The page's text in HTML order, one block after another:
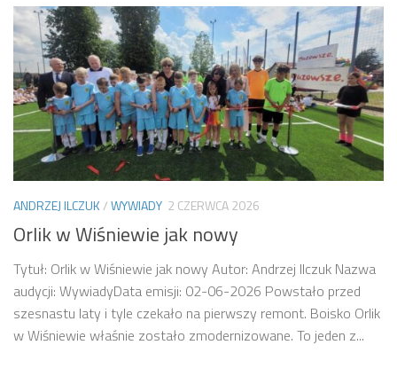
ANDRZEJ ILCZUK/WYWIADY 2 CZERWCA 2026
Orlik w Wiśniewie jak nowy
Tytuł: Orlik w Wiśniewie jak nowy Autor: Andrzej Ilczuk Nazwa
audycji: WywiadyData emisji: 02-06-2026 Powstało przed
szesnastu laty i tyle czekało na pierwszy remont. Boisko Orlik
w Wiśniewie właśnie zostało zmodernizowane. To jeden z...